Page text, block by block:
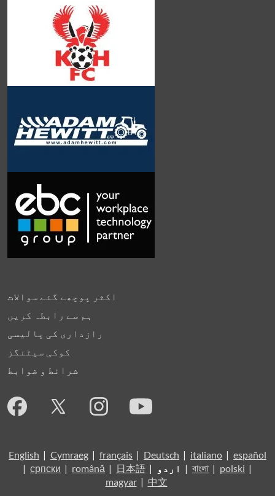
اکثر پوچھے گئے سوالات
ہم سے رابطہ کریں
رازداری کی پالیسی
کوکی سیٹنگز
شرائط و ضوابط
English | Cymraeg | français | Deutsch | italiano | español
| српски | română | 日本語 | اردو | বাংলা| polski |
magyar| 中文